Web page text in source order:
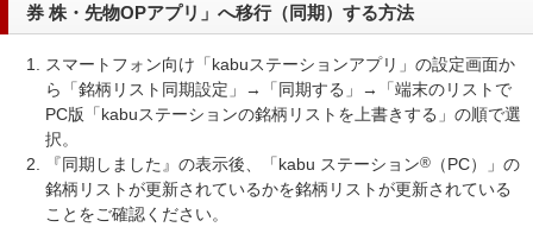
券 株・先物OPアプリ」へ移行（同期）する方法
スマートフォン向け「kabuステーションアプリ」の設定画面か
ら「銘柄リスト同期設定」→「同期する」→「端末のリストで
PC版「kabuステーションの銘柄リストを上書きする」の順で選
択。
『同期しました』の表示後、「kabu ステーション®
（PC）」の
銘柄リストが更新されているかを銘柄リストが更新されている
ことをご確認ください。